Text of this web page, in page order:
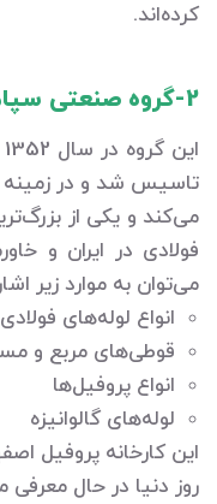
کرده‌اند.
2-گروه صنعتی سپاهان
تاسیس شد و در زمینه
می‌کند و یکی از
فولادی در ایران و
می‌توان به موارد زیر
انواع لوله‌های
قوطی‌های مربع و
انواع پروفیل‌ها
لوله‌های گالوانیزه
این کارخانه پروفیل
روز دنیا در حال معرفی